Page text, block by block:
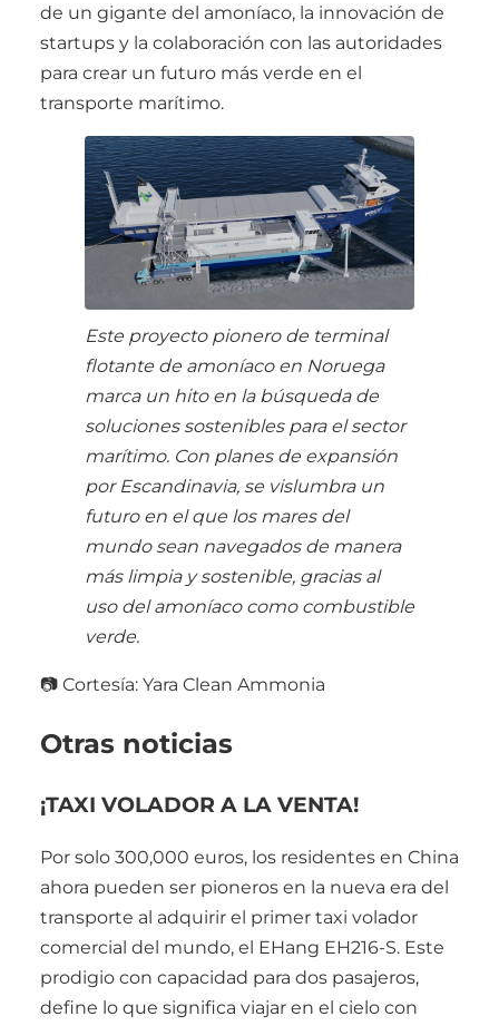
de un gigante del amoníaco, la innovación de
startups y la colaboración con las autoridades
para crear un futuro más verde en el
transporte marítimo.
Este proyecto pionero de terminal
flotante de amoníaco en Noruega
marca un hito en la búsqueda de
soluciones sostenibles para el sector
marítimo. Con planes de expansión
por Escandinavia, se vislumbra un
futuro en el que los mares del
mundo sean navegados de manera
más limpia y sostenible, gracias al
uso del amoníaco como combustible
verde.
📷 Cortesía: Yara Clean Ammonia
Otras noticias
¡TAXI VOLADOR A LA VENTA!
Por solo 300,000 euros, los residentes en China
ahora pueden ser pioneros en la nueva era del
transporte al adquirir el primer taxi volador
comercial del mundo, el EHang EH216-S. Este
prodigio con capacidad para dos pasajeros,
define lo que significa viajar en el cielo con